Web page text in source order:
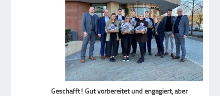
Geschafft! Gut vorbereitet und engagiert, aber